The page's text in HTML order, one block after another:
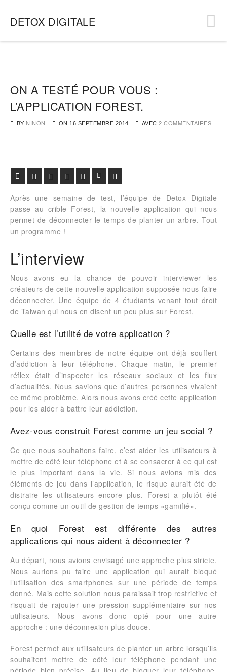
DETOX DIGITALE
ON A TESTÉ POUR VOUS :
L’APPLICATION FOREST.
BY NINON ON 16 SEPTEMBRE 2014 AVEC 2 COMMENTAIRES
FacebookTwitter Google+PinterestViadeo LinkedIn
Après une semaine de test, l’équipe de Detox Digitale
passe au crible Forest, la nouvelle application qui nous
permet de déconnecter le temps de planter un arbre. Tout
un programme !
L’interview
Nous avons eu la chance de pouvoir interviewer les
créateurs de cette nouvelle application supposée nous faire
déconnecter. Une équipe de 4 étudiants venant tout droit
de Taiwan qui nous en disent un peu plus sur Forest.
Quelle est l’utilité de votre application ?
Certains des membres de notre équipe ont déjà souffert
d’addiction à leur téléphone. Chaque matin, le premier
réflex était d’inspecter les réseaux sociaux et les flux
d’actualités. Nous savions que d’autres personnes vivaient
ce même problème. Alors nous avons créé cette application
pour les aider à battre leur addiction.
Avez-vous construit Forest comme un jeu social ?
Ce que nous souhaitons faire, c’est aider les utilisateurs à
mettre de côté leur téléphone et à se consacrer à ce qui est
le plus important dans la vie. Si nous avions mis des
éléments de jeu dans l’application, le risque aurait été de
distraire les utilisateurs encore plus. Forest a plutôt été
conçu comme un outil de gestion de temps «gamifié».
En quoi Forest est différente des autres
applications qui nous aident à déconnecter ?
Au départ, nous avions envisagé une approche plus stricte.
Nous aurions pu faire une application qui aurait bloqué
l’utilisation des smartphones sur une période de temps
donné. Mais cette solution nous paraissait trop restrictive et
risquait de rajouter une pression supplémentaire sur nos
utilisateurs. Nous avons donc opté pour une autre
approche : une déconnexion plus douce.
Forest permet aux utilisateurs de planter un arbre lorsqu’ils
souhaitent mettre de côté leur téléphone pendant une